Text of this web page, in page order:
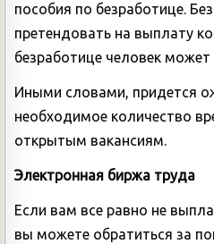
пособия по безработице.
претендовать на выплату
безработице человек
Иными словами, придется
необходимое количество
открытым вакансиям.
Электронная биржа труда
Если вам все равно не
вы можете обратиться за